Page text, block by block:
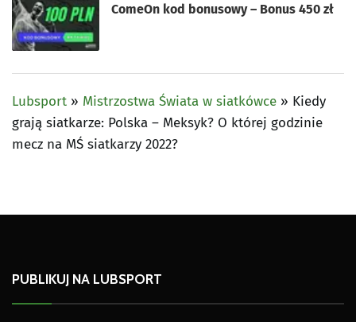
ComeOn kod bonusowy – Bonus 450 zł
Lubsport » Mistrzostwa Świata w siatkówce » Kiedy
grają siatkarze: Polska – Meksyk? O której godzinie
mecz na MŚ siatkarzy 2022?
PUBLIKUJ NA LUBSPORT